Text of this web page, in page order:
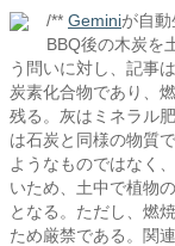
/** Geminiが自
BBQ後の木炭を
う問いに対し、記事
炭素化合物であり、
残る。灰はミネラル
は石炭と同様の物質
ようなものではなく
いため、土中で植物
となる。ただし、燃
ため厳禁である。関